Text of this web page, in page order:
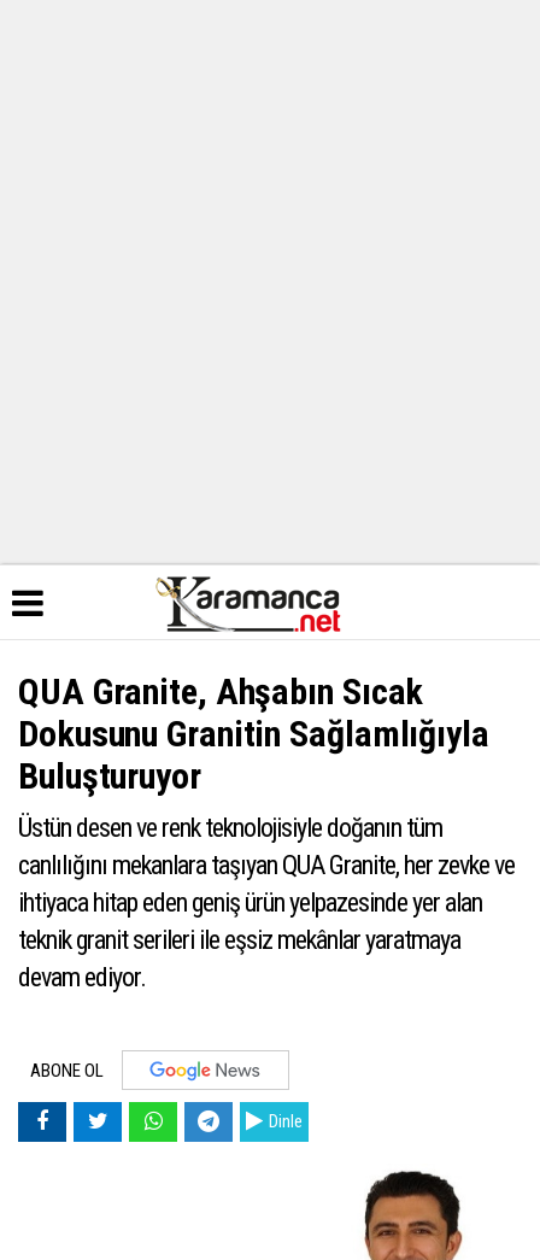
QUA Granite, Ahşabın Sıcak
Dokusunu Granitin Sağlamlığıyla
Buluşturuyor
Üstün desen ve renk teknolojisiyle doğanın tüm
canlılığını mekanlara taşıyan QUA Granite, her zevke ve
ihtiyaca hitap eden geniş ürün yelpazesinde yer alan
teknik granit serileri ile eşsiz mekânlar yaratmaya
devam ediyor.
ABONE OL
Dinle